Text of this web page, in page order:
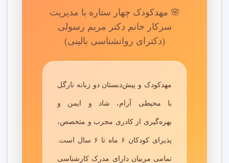
ارزیابی عملکرد: پیشرفت کودک را پس از ثبت نام بررسی
گارانتی رضایت
: از گارانتی رضایت برای مشکلات احتمالی
استفاده کنید.
دو نمونه خدمات پرتقاضای مهد کودک
مهد کودک دو زبانه
🌸 مهدکودک چهار ستاره با مدیریت
سرکار خانم دکتر مریم رسولی
(دکترای روانشناسی بالینی)
مهدکودک و پیش‌دبستان دو زبانه نارگل
با محیطی آرام، شاد و ایمن و
بهره‌گیری از کادری مجرب و متخصص،
پذیرای کودکان ۶ ماه تا ۶ سال است.
تمامی مربیان دارای مدرک کارشناسی